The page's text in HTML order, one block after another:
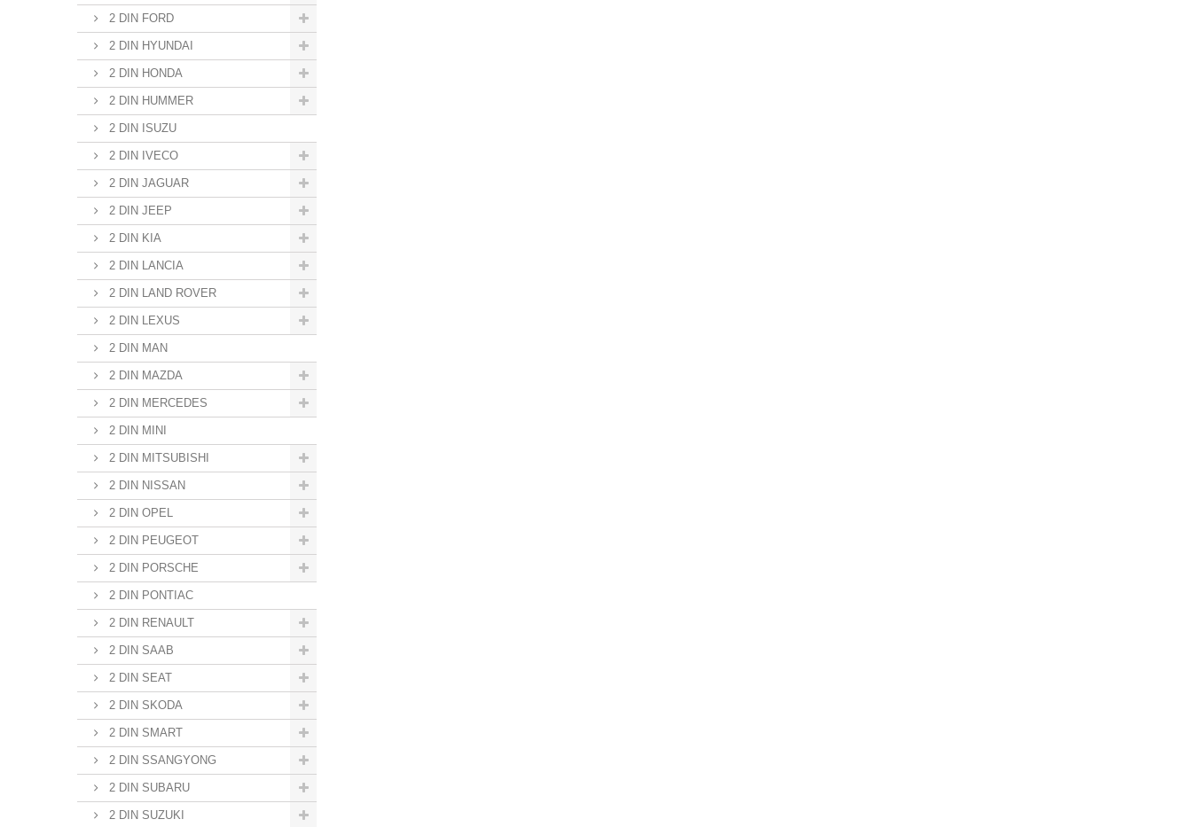
2 DIN FORD
2 DIN HYUNDAI
2 DIN HONDA
2 DIN HUMMER
2 DIN ISUZU
2 DIN IVECO
2 DIN JAGUAR
2 DIN JEEP
2 DIN KIA
2 DIN LANCIA
2 DIN LAND ROVER
2 DIN LEXUS
2 DIN MAN
2 DIN MAZDA
2 DIN MERCEDES
2 DIN MINI
2 DIN MITSUBISHI
2 DIN NISSAN
2 DIN OPEL
2 DIN PEUGEOT
2 DIN PORSCHE
2 DIN PONTIAC
2 DIN RENAULT
2 DIN SAAB
2 DIN SEAT
2 DIN SKODA
2 DIN SMART
2 DIN SSANGYONG
2 DIN SUBARU
2 DIN SUZUKI